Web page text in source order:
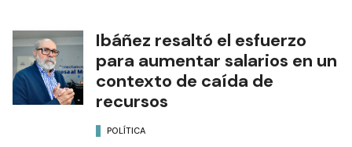
Ibáñez resaltó el esfuerzo
para aumentar salarios en un
contexto de caída de
recursos
POLÍTICA